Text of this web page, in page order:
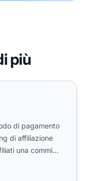
più
di pagamento
di affiliazione
una commi...